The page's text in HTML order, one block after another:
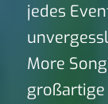
jedes
More